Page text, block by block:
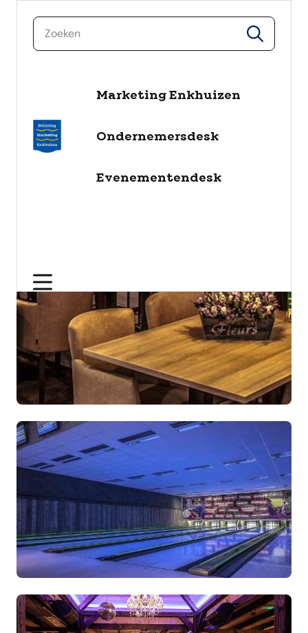
Marketing Enkhuizen
Ondernemersdesk
Evenementendesk
zoeken
zoeken